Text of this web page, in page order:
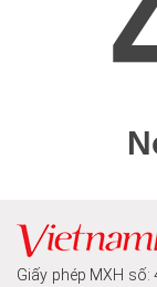
Giấy phép MXH